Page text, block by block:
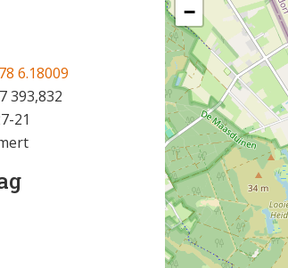
6.18009
393,832
21
−